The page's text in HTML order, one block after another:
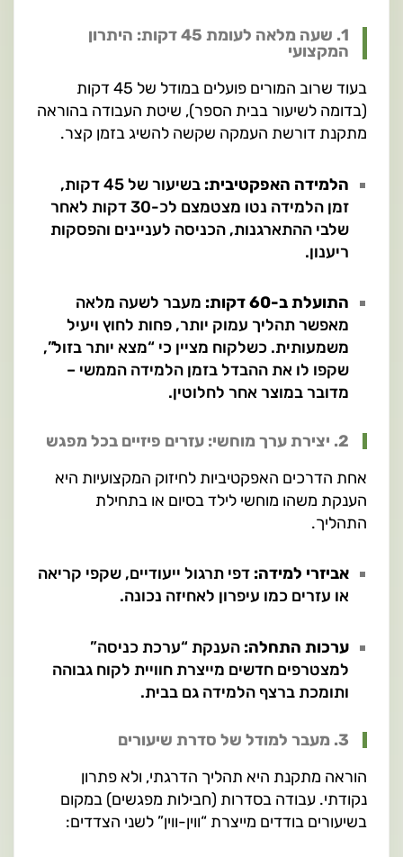
1. שעה מלאה לעומת 45 דקות: היתרון
המקצועי
בעוד שרוב המורים פועלים במודל של 45 דקות
(בדומה לשיעור בבית הספר), שיטת העבודה בהוראה
מתקנת דורשת העמקה שקשה להשיג בזמן קצר.
הלמידה האפקטיבית:
בשיעור של 45 דקות,
זמן הלמידה נטו מצטמצם לכ-30 דקות לאחר
שלבי ההתארגנות, הכניסה לעניינים והפסקות
ריענון.
התועלת ב-60 דקות:
מעבר לשעה מלאה
מאפשר תהליך עמוק יותר, פחות לחוץ ויעיל
משמעותית. כשלקוח מציין כי “מצא יותר בזול”,
שקפו לו את ההבדל בזמן הלמידה הממשי –
מדובר במוצר אחר לחלוטין.
2. יצירת ערך מוחשי: עזרים פיזיים בכל מפגש
אחת הדרכים האפקטיביות לחיזוק המקצועיות היא
הענקת משהו מוחשי לילד בסיום או בתחילת
התהליך.
אביזרי למידה: דפי תרגול ייעודיים, שקפי קריאה
או עזרים כמו עיפרון לאחיזה נכונה.
ערכות התחלה: הענקת “ערכת כניסה”
למצטרפים חדשים מייצרת חוויית לקוח גבוהה
ותומכת ברצף הלמידה גם בבית.
3. מעבר למודל של סדרת שיעורים
הוראה מתקנת היא תהליך הדרגתי, ולא פתרון
נקודתי. עבודה בסדרות (חבילות מפגשים) במקום
בשיעורים בודדים מייצרת “ווין-ווין” לשני הצדדים: